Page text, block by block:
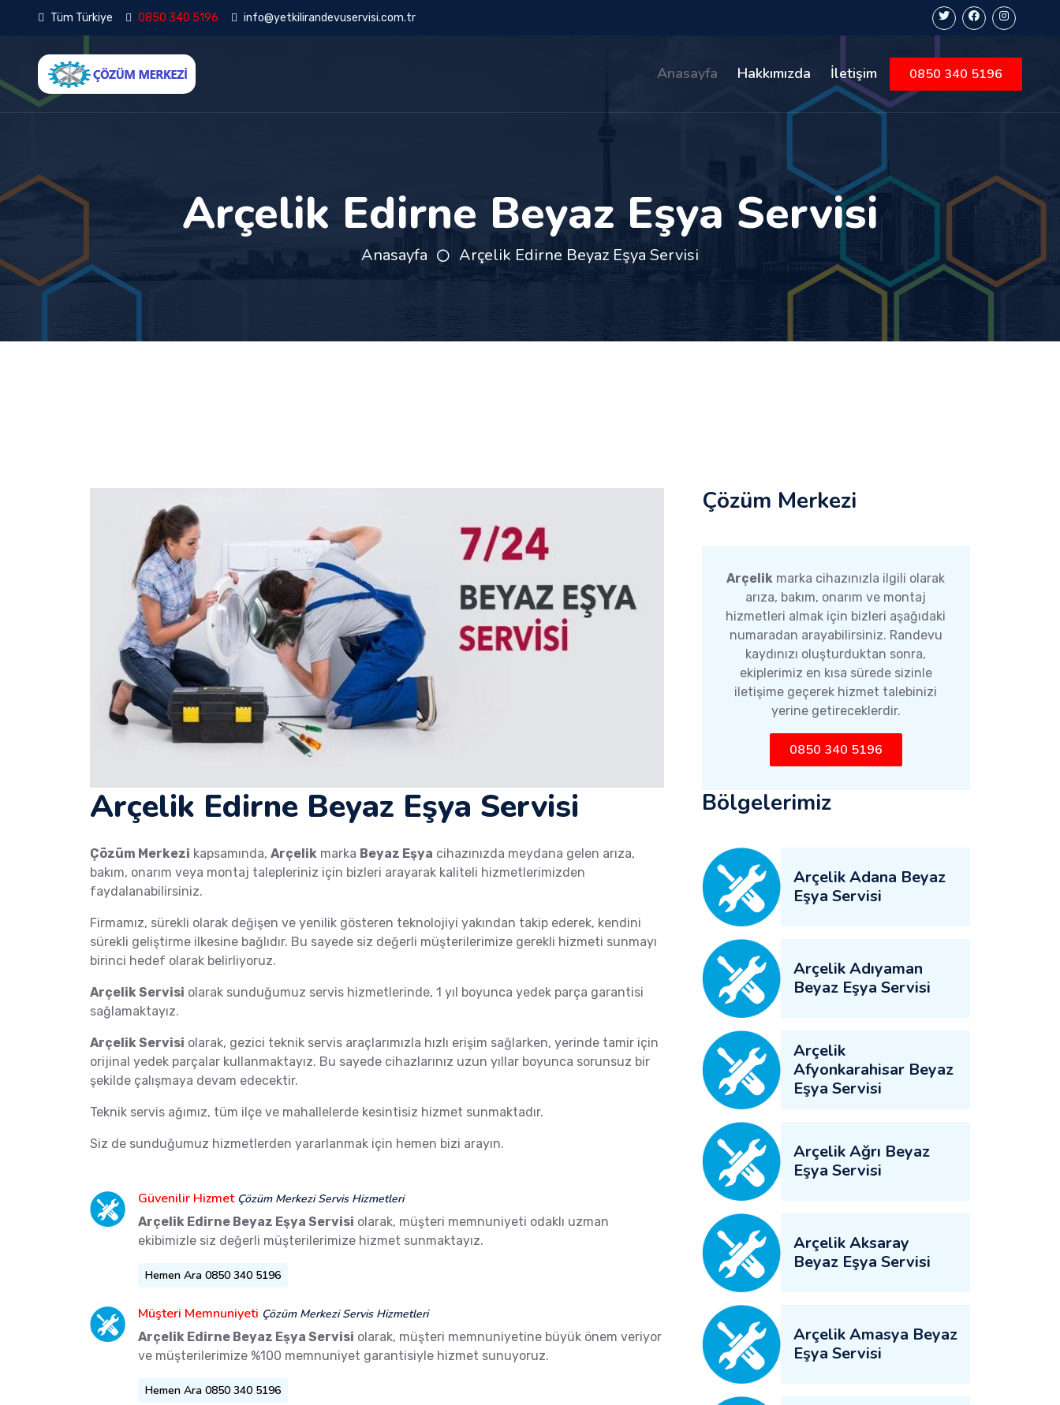
Tüm Türkiye 0850 340 5196 info@yetkilirandevuservisi.com.tr
Anasayfa Hakkımızda İletişim 0850 340 5196
Arçelik Edirne Beyaz Eşya Servisi
Anasayfa Arçelik Edirne Beyaz Eşya Servisi
Arçelik Edirne Beyaz Eşya Servisi
Çözüm Merkezi kapsamında, Arçelik marka Beyaz Eşya cihazınızda meydana gelen arıza,
bakım, onarım veya montaj talepleriniz için bizleri arayarak kaliteli hizmetlerimizden
faydalanabilirsiniz.
Firmamız, sürekli olarak değişen ve yenilik gösteren teknolojiyi yakından takip ederek, kendini
sürekli geliştirme ilkesine bağlıdır. Bu sayede siz değerli müşterilerimize gerekli hizmeti sunmayı
birinci hedef olarak belirliyoruz.
Arçelik Servisi olarak sunduğumuz servis hizmetlerinde, 1 yıl boyunca yedek parça garantisi
sağlamaktayız.
Arçelik Servisi olarak, gezici teknik servis araçlarımızla hızlı erişim sağlarken, yerinde tamir için
orijinal yedek parçalar kullanmaktayız. Bu sayede cihazlarınız uzun yıllar boyunca sorunsuz bir
şekilde çalışmaya devam edecektir.
Teknik servis ağımız, tüm ilçe ve mahallelerde kesintisiz hizmet sunmaktadır.
Siz de sunduğumuz hizmetlerden yararlanmak için hemen bizi arayın.
Güvenilir Hizmet Çözüm Merkezi Servis Hizmetleri
Arçelik Edirne Beyaz Eşya Servisi olarak, müşteri memnuniyeti odaklı uzman
ekibimizle siz değerli müşterilerimize hizmet sunmaktayız.
Hemen Ara 0850 340 5196
Müşteri Memnuniyeti Çözüm Merkezi Servis Hizmetleri
Arçelik Edirne Beyaz Eşya Servisi olarak, müşteri memnuniyetine büyük önem veriyor
ve müşterilerimize %100 memnuniyet garantisiyle hizmet sunuyoruz.
Hemen Ara 0850 340 5196
Çözüm Merkezi
Arçelik marka cihazınızla ilgili olarak
arıza, bakım, onarım ve montaj
hizmetleri almak için bizleri aşağıdaki
numaradan arayabilirsiniz. Randevu
kaydınızı oluşturduktan sonra,
ekiplerimiz en kısa sürede sizinle
iletişime geçerek hizmet talebinizi
yerine getireceklerdir.
0850 340 5196
Bölgelerimiz
Arçelik Adana Beyaz
Eşya Servisi
Arçelik Adıyaman
Beyaz Eşya Servisi
Arçelik
Afyonkarahisar Beyaz
Eşya Servisi
Arçelik Ağrı Beyaz
Eşya Servisi
Arçelik Aksaray
Beyaz Eşya Servisi
Arçelik Amasya Beyaz
Eşya Servisi